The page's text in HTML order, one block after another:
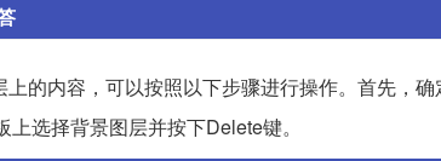
的内容，可以按照以下步骤进行操作。首先，
选择背景图层并按下Delete键。